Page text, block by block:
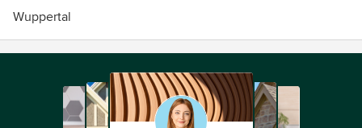
Wuppertal